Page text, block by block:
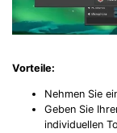
Vorteile:
Nehmen Sie
Geben Sie
individuellen